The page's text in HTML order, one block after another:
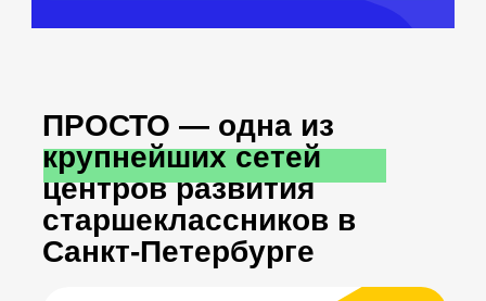
ПРОСТО — одна из
крупнейших сетей
центров развития
старшеклассников в
Санкт-Петербурге